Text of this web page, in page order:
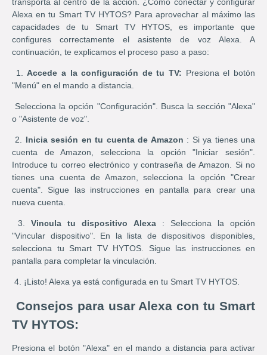
Alexa en tu Smart TV HYTOS? Para aprovechar al máximo las
capacidades de tu Smart TV HYTOS, es importante que
configures correctamente el asistente de voz Alexa. A
continuación, te explicamos el proceso paso a paso:
1.Accede a la configuración de tu TV: Presiona el botón
"Menú" en el mando a distancia.
Selecciona la opción "Configuración". Busca la sección "Alexa"
o "Asistente de voz".
2. Inicia sesión en tu cuenta de Amazon : Si ya tienes una
cuenta de Amazon, selecciona la opción "Iniciar sesión".
Introduce tu correo electrónico y contraseña de Amazon. Si no
tienes una cuenta de Amazon, selecciona la opción "Crear
cuenta". Sigue las instrucciones en pantalla para crear una
nueva cuenta.
3.Vincula tu dispositivo Alexa: Selecciona la opción
"Vincular dispositivo". En la lista de dispositivos disponibles,
selecciona tu Smart TV HYTOS. Sigue las instrucciones en
pantalla para completar la vinculación.
4. ¡Listo! Alexa ya está configurada en tu Smart TV HYTOS.
Consejos para usar Alexa con tu Smart
TV HYTOS:
Presiona el botón "Alexa" en el mando a distancia para activar